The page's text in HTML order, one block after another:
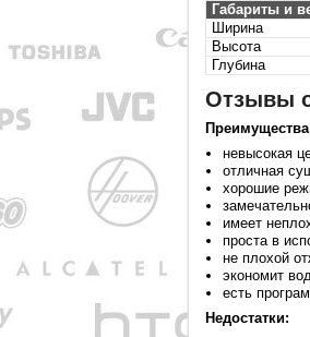
Габариты и
Ширина
Высота
Глубина
Отзывы
Преимущества
невысокая
отличная
хорошие
имеет
проста в
не плохой
экономит
есть
Недостатки: